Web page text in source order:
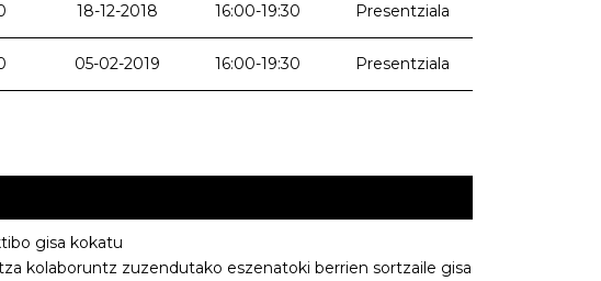
18-12-2018 16:00-19:30 Presentziala
05-02-2019 16:00-19:30 Presentziala
gisa kokatu
kolaboruntz zuzendutako eszenatoki berrien sortzaile gisa